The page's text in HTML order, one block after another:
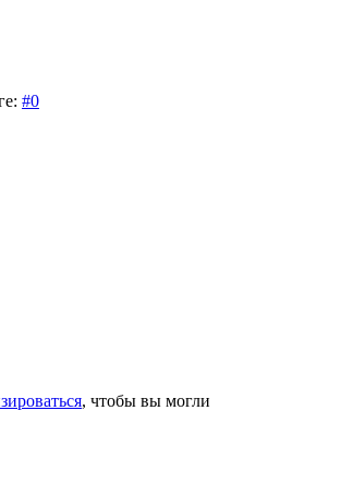
#0
, чтобы вы могли